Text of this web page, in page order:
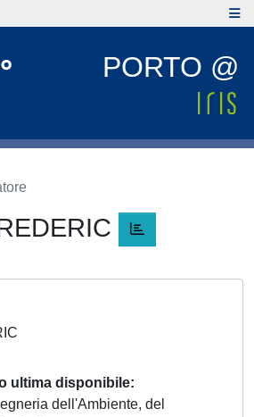
PORTO @
ultima disponibile
dell'Ambiente, del